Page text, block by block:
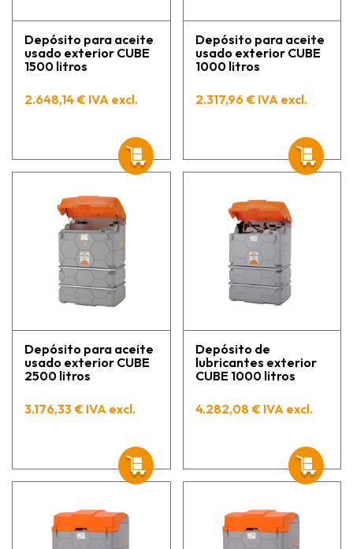
Depósito para aceite
usado exterior CUBE
1500 litros
2.648,14 € IVA excl.
Depósito para aceite
usado exterior CUBE
1000 litros
2.317,96 € IVA excl.
Depósito para aceite
usado exterior CUBE
2500 litros
3.176,33 € IVA excl.
Depósito de
lubricantes exterior
CUBE 1000 litros
4.282,08 € IVA excl.